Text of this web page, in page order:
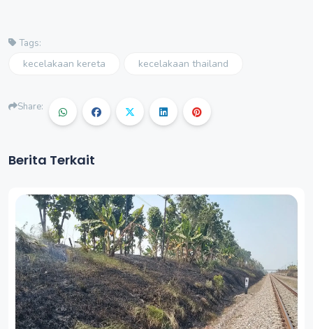
Tags:
kecelakaan kereta kecelakaan thailand
Share:
Berita Terkait